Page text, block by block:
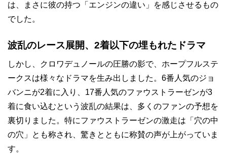
は、まさに彼の持つ「エンジンの違い」を感じさせるもの
でした。
波乱のレース展開、2着以下の埋もれたドラマ
しかし、クロワデュノールの圧勝の影で、ホープフルステ
ークスは様々なドラマを生み出しました。6番人気のジョ
バンニが2着に入り、17番人気のファウストラーゼンが3
着に食い込むという波乱の結果は、多くのファンの予想を
裏切りました。特にファウストラーゼンの激走は「穴の中
の穴」とも称され、驚きとともに称賛の声が上がっていま
す。